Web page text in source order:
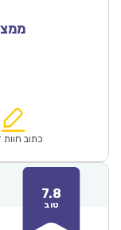
הוא:
כתוב
7.8
טוב